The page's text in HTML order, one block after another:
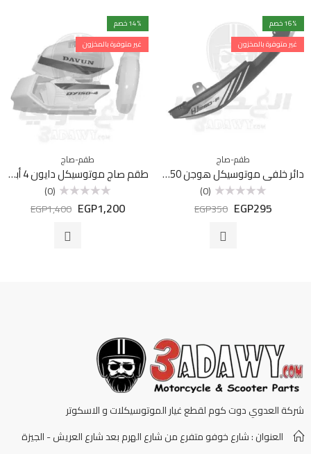
16% خصم
غير متوفرة بالمخزون
طقم-صاج
دائر خلفي موتوسيكل هوجن F250 شمال
التقييم
(0)
EGP295
EGP350
14% خصم
غير متوفرة بالمخزون
طقم-صاج
طقم صاج موتوسيكل دايون 4 أبيض
التقييم
(0)
EGP1,200
EGP1,400
شركة العدوي دوت كوم لقطع غيار الموتوسيكلات و الاسكوتر
العنوان : شارع خوفو متفرع من شارع الهرم بعد شارع العريش - الجيزة